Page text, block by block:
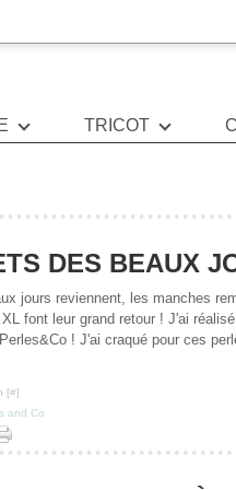
TRICOT
DES BEAUX
jours reviennent, les manches
font leur grand retour ! J'ai
! J'ai craqué pour ces
[#]
and Co